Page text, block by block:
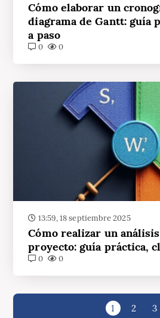
Cómo elaborar un
diagrama de Gantt: guía
a paso
0 0
13:59, 18 septiembre 2025
Cómo realizar un
proyecto: guía práctica,
0 0
1 2 3